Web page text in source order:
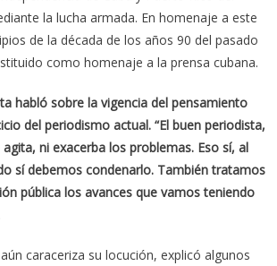
la lucha armada. En homenaje a este
de la década de los años 90 del pasado
como homenaje a la prensa cubana.
habló sobre la vigencia del pensamiento
del periodismo actual. “El buen periodista,
ni exacerba los problemas. Eso sí, al
sí debemos condenarlo. También tratamos
pública los avances que vamos teniendo
caraceriza su locución, explicó algunos